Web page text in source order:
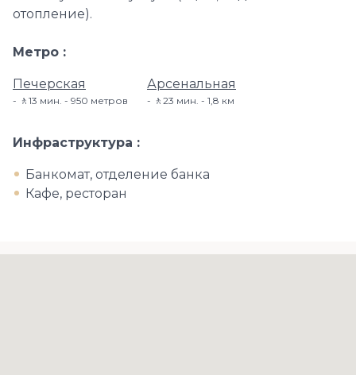
отопление).
Метро
Печерская
🚶13 мин. - 950 метров
Арсенальная
🚶23 мин. - 1,8 км
Инфраструктура
Банкомат, отделение банка
Кафе, ресторан